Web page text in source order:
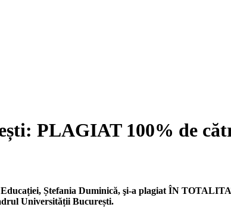
PLAGIAT 100% de
Ștefania Duminică, şi-a plagiat ÎN
Universității București.